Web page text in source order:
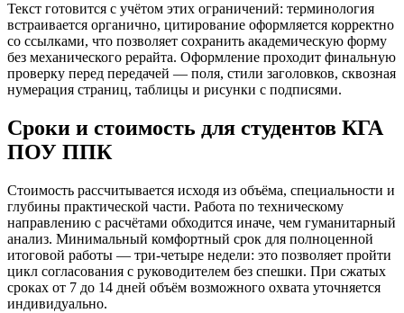
Текст готовится с учётом этих ограничений: терминология
встраивается органично, цитирование оформляется корректно
со ссылками, что позволяет сохранить академическую форму
без механического рерайта. Оформление проходит финальную
проверку перед передачей — поля, стили заголовков, сквозная
нумерация страниц, таблицы и рисунки с подписями.
Сроки и стоимость для студентов КГА
ПОУ ППК
Стоимость рассчитывается исходя из объёма, специальности и
глубины практической части. Работа по техническому
направлению с расчётами обходится иначе, чем гуманитарный
анализ. Минимальный комфортный срок для полноценной
итоговой работы — три-четыре недели: это позволяет пройти
цикл согласования с руководителем без спешки. При сжатых
сроках от 7 до 14 дней объём возможного охвата уточняется
индивидуально.